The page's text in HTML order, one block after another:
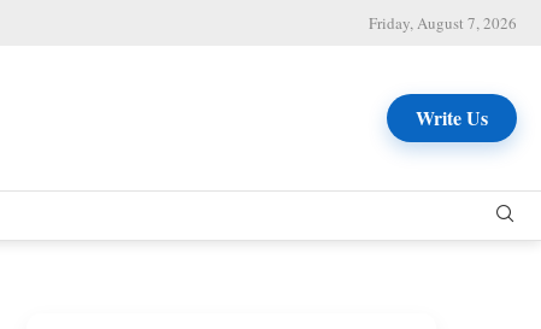
Friday, August 7, 2026
Write Us